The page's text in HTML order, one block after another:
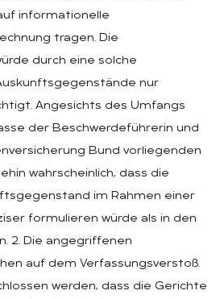
informationelle
tragen. Die
durch eine solche
nur
Angesichts des Umfangs
der Beschwerdeführerin und
Bund vorliegenden
wahrscheinlich, dass die
im Rahmen einer
formulieren würde als in den
2. Die angegriffenen
auf dem Verfassungsverstoß.
werden, dass die Gerichte